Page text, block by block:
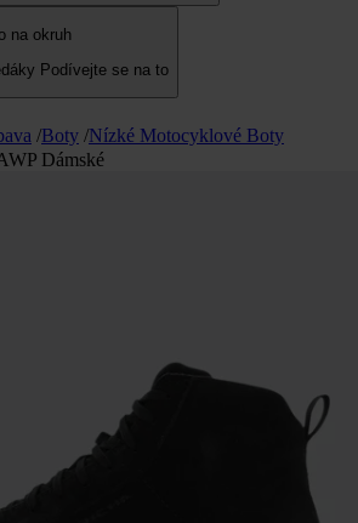
na okruh
Podívejte se na to
/Boty /Nízké Motocyklové Boty
Dámské